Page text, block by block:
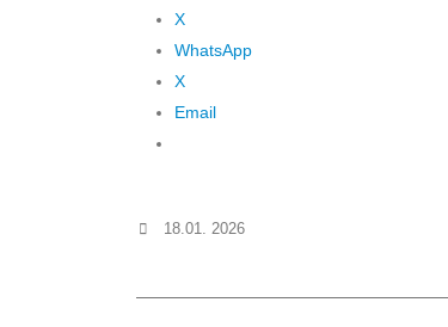
X
WhatsApp
X
Email
18.01. 2026